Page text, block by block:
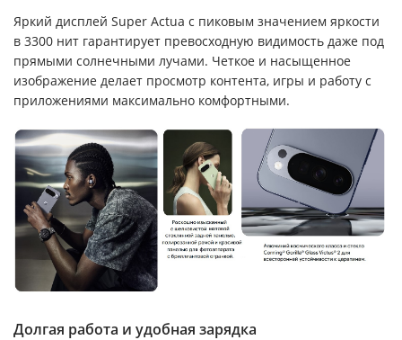
Яркий дисплей Super Actua с пиковым значением яркости
в 3300 нит гарантирует превосходную видимость даже под
прямыми солнечными лучами. Четкое и насыщенное
изображение делает просмотр контента, игры и работу с
приложениями максимально комфортными.
Долгая работа и удобная зарядка